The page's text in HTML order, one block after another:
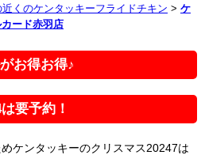
近くのケンタッキーフライドチキン > ケ
ード赤羽店
お得お得♪
要予約！
ケンタッキーのクリスマス20247は